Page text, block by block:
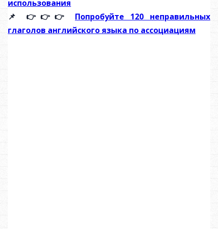
использования
📌 👉👉👉 Попробуйте 120 неправильных
глаголов английского языка по ассоциациям